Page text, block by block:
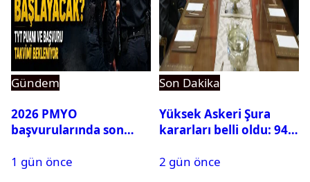
Gündem
2026 PMYO
başvurularında son
1 gün önce
Son Dakika
Yüksek Askeri Şura
kararları belli oldu: 94
2 gün önce